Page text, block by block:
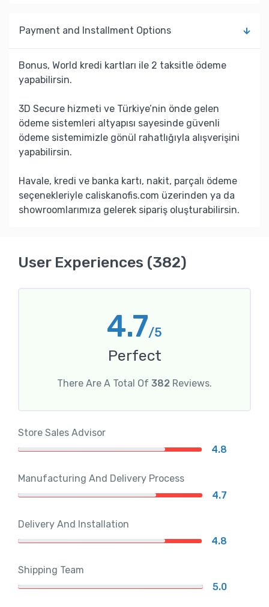
Payment and Installment Options
Bonus, World kredi kartları ile 2 taksitle ödeme
yapabilirsin.
3D Secure hizmeti ve Türkiye’nin önde gelen
ödeme sistemleri altyapısı sayesinde güvenli
ödeme sistemimizle gönül rahatlığıyla alışverişini
yapabilirsin.
Havale, kredi ve banka kartı, nakit, parçalı ödeme
seçenekleriyle caliskanofis.com üzerinden ya da
showroomlarımıza gelerek sipariş oluşturabilirsin.
User Experiences (382)
4.7/5
Perfect
There Are A Total Of 382 Reviews.
Store Sales Advisor
4.8
Manufacturing And Delivery Process
4.7
Delivery And Installation
4.8
Shipping Team
5.0